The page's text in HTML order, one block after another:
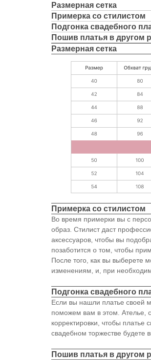
Размерная сетка
Примерка со стилистом
Подгонка свадебного
Пошив платья в другом
Размерная сетка
Примерка со стилистом
Во время примерки вы с
образ. Стилист даст
аксессуаров, чтобы вы
позаботится о том, чтобы
После того, как вы выберете
изменениям, и, при
Подгонка свадебного
Если вы нашли платье своей
поможем вам в этом. Ателье,
корректировки, чтобы
свадебном торжестве будете
Пошив платья в другом